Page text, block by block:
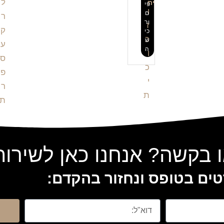
יתפי
ם
ור
כי
ש
ה
בקשה? אנחנו כאן
בטופס ונחזור בהקדם: